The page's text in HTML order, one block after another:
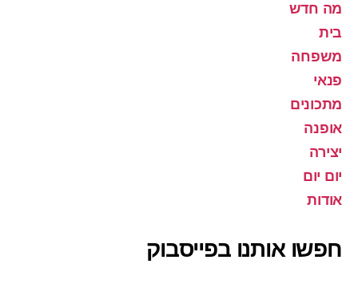
מה חדש
בית
משפחה
פנאי
מתכונים
אופנה
יצירה
יום יום
אודות
חפשו אותנו בפייסבוק